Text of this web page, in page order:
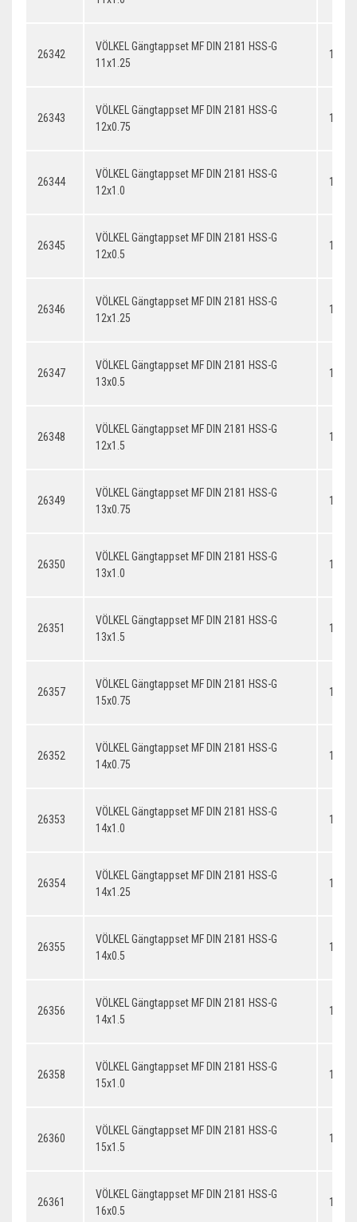
26342
VÖLKEL Gängtappset MF DIN 2181 HSS-G
11x1.25
26343
VÖLKEL Gängtappset MF DIN 2181 HSS-G
12x0.75
26344
VÖLKEL Gängtappset MF DIN 2181 HSS-G
12x1.0
26345
VÖLKEL Gängtappset MF DIN 2181 HSS-G
12x0.5
26346
VÖLKEL Gängtappset MF DIN 2181 HSS-G
12x1.25
26347
VÖLKEL Gängtappset MF DIN 2181 HSS-G
13x0.5
26348
VÖLKEL Gängtappset MF DIN 2181 HSS-G
12x1.5
26349
VÖLKEL Gängtappset MF DIN 2181 HSS-G
13x0.75
26350
VÖLKEL Gängtappset MF DIN 2181 HSS-G
13x1.0
26351
VÖLKEL Gängtappset MF DIN 2181 HSS-G
13x1.5
26357
VÖLKEL Gängtappset MF DIN 2181 HSS-G
15x0.75
26352
VÖLKEL Gängtappset MF DIN 2181 HSS-G
14x0.75
26353
VÖLKEL Gängtappset MF DIN 2181 HSS-G
14x1.0
26354
VÖLKEL Gängtappset MF DIN 2181 HSS-G
14x1.25
26355
VÖLKEL Gängtappset MF DIN 2181 HSS-G
14x0.5
26356
VÖLKEL Gängtappset MF DIN 2181 HSS-G
14x1.5
26358
VÖLKEL Gängtappset MF DIN 2181 HSS-G
15x1.0
26360
VÖLKEL Gängtappset MF DIN 2181 HSS-G
15x1.5
26361
VÖLKEL Gängtappset MF DIN 2181 HSS-G
16x0.5